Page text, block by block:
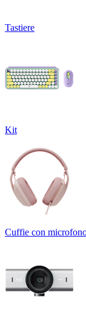
Tastiere
Kit
Cuffie con